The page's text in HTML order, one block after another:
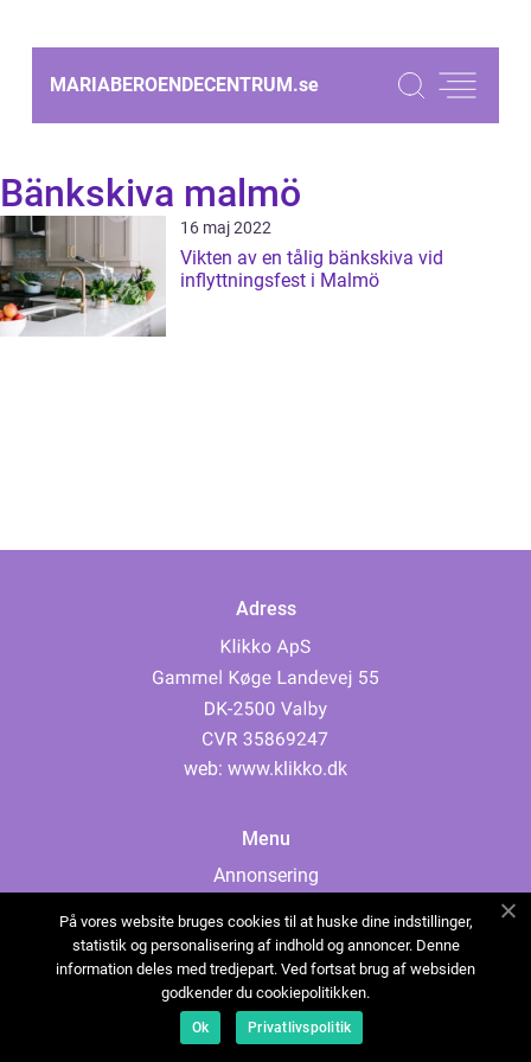
MARIABEROENDECENTRUM.se
Bänkskiva malmö
16 maj 2022
Vikten av en tålig bänkskiva vid
inflyttningsfest i Malmö
Adress
web: www.klikko.dk
Menu
Annonsering
Cookies
Kontakta oss
Sitemap
På vores website bruges cookies til at huske dine indstillinger,
statistik og personalisering af indhold og annoncer. Denne
information deles med tredjepart. Ved fortsat brug af websiden
godkender du cookiepolitikken.
Ok Privatlivspolitik